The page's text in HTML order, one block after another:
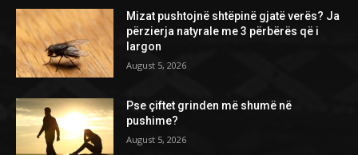
Mizat pushtojnë shtëpinë gjatë verës? Ja
përzierja natyrale me 3 përbërës që i
largon
August 5, 2026
Pse çiftet grinden më shumë në
pushime?
August 5, 2026